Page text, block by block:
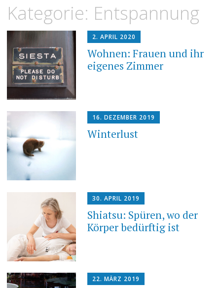
Inhalt
Kategorie: Entspannung
2. APRIL 2020
Wohnen: Frauen und ihr
eigenes Zimmer
16. DEZEMBER 2019
Winterlust
30. APRIL 2019
Shiatsu: Spüren, wo der
Körper bedürftig ist
22. MÄRZ 2019